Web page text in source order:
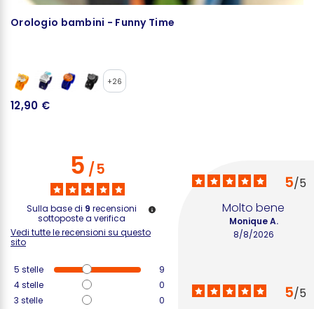
Orologio bambini - Funny Time
+26
12,90 €
5/5
Sulla base di 9 recensioni
sottoposte a verifica
Vedi tutte le recensioni su questo
sito
5 stelle
9
4stelle
0
3 stelle
0
5/5
Molto bene
8/8/2026
Monique A.
5/5